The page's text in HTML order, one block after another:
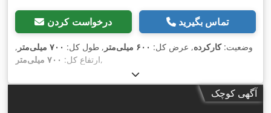
درخواست کردن تماس بگیرید
وضعیت:کارکرده, عرض کل: ۶۰۰ میلی‌متر , طول کل: ۷۰۰ میلی‌متر
,
ارتفاع کل: ۷۰۰ میلی‌متر ,
آگهی کوچک